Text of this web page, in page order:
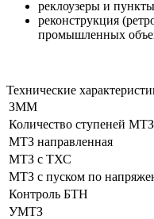
реклоузеры и
реконструкция
промышленных
Технические
ЗММ
Количество ступеней МТЗ
МТЗ направленная
МТЗ с ТХС
МТЗ с пуском по
Контроль БТН
УМТЗ